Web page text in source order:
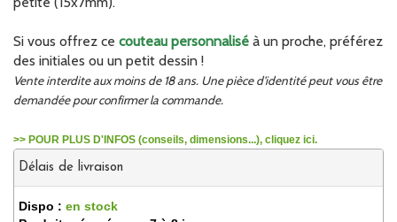
Si vous offrez ce couteau personnalisé à un proche, préférez
des initiales ou un petit dessin !
Vente interdite aux moins de 18 ans. Une pièce d'identité peut vous être
demandée pour confirmer la commande.
>> POUR PLUS D'INFOS (conseils, dimensions...), cliquez ici.
Délais de livraison
Dispo : en stock